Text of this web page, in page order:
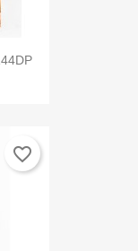
favorite_border